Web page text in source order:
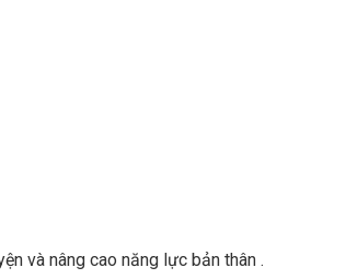
và nâng cao năng lực bản thân .